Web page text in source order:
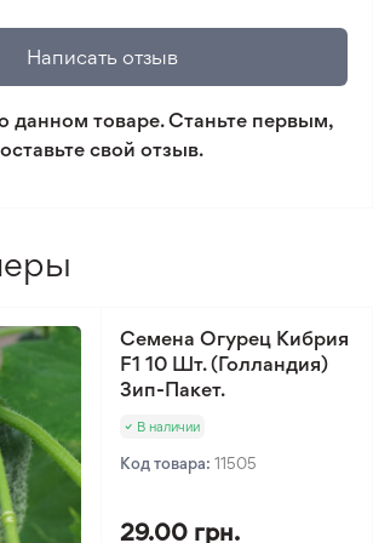
Возврат средств за товар,
ожиданиям. Согласно
300 грн.
Написать отзыв
данном товаре. Станьте первым,
оставьте свой отзыв.
Семена Огурец Кибрия
F1 10 Шт. (Голландия)
Зип-Пакет.
В наличии
Код товара: 11505
29.00 грн.